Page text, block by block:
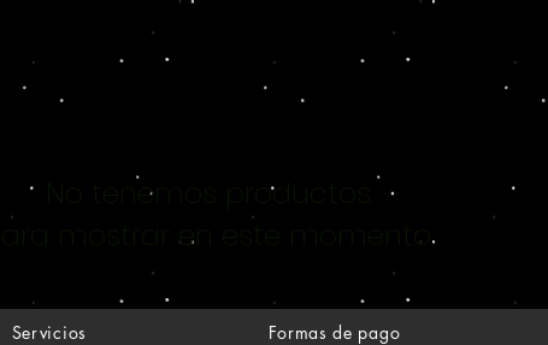
No tenemos productos
para mostrar en este momento.
Servicios Formas de pago